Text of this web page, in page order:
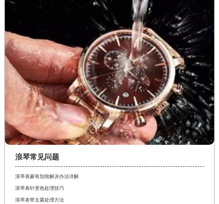
浪琴常见问题
浪琴表蒙有划痕解决办法详解
浪琴表针变色处理技巧
浪琴表带太紧处理方法